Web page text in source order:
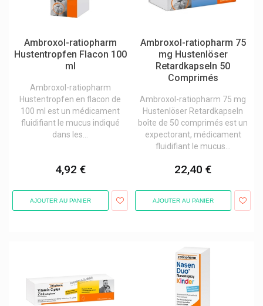
Rödler
Roger&gallet (roger Gallet) Eau De Toilette Parfums Et Savons
Rowa Wagner
Royer Cosmétique À La Bave D'escargot
Russka Produits
Saforelle Hygiène Intime
Santé Verte Laboratoires
Sarstedt
Ambroxol-ratiopharm
Hustentropfen Flacon 100
ml
Ambroxol-ratiopharm
Hustentropfen en flacon de
100 ml est un médicament
fluidifiant le mucus indiqué
dans les...
4,92 €
AJOUTER AU PANIER
Ambroxol-ratiopharm 75
mg Hustenlöser
Retardkapseln 50
Comprimés
Ambroxol-ratiopharm 75 mg
Hustenlöser Retardkapseln
boîte de 50 comprimés est un
expectorant, médicament
fluidifiant le mucus...
22,40 €
AJOUTER AU PANIER